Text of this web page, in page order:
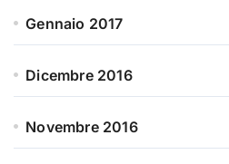
Gennaio 2017
Dicembre 2016
Novembre 2016